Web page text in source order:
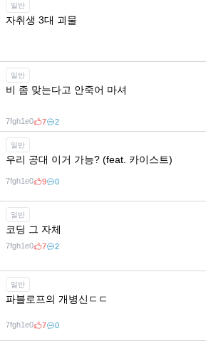
일반
자취생 3대 괴물
7fgh1e0
일반
비 좀 맞는다고 안죽어 마셔
7fgh1e0 7 2
일반
우리 공대 이거 가능? (feat. 카이스트)
7fgh1e0 9 0
일반
코딩 그 자체
7fgh1e0 7 2
일반
파블로프의 개병신ㄷㄷ
7fgh1e0 7 0